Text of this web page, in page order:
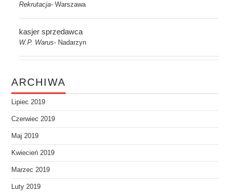
Rekrutacja-Warszawa
kasjer sprzedawca
W.P. Warus- Nadarzyn
ARCHIWA
Lipiec 2019
Czerwiec 2019
Maj 2019
Kwiecień 2019
Marzec 2019
Luty 2019